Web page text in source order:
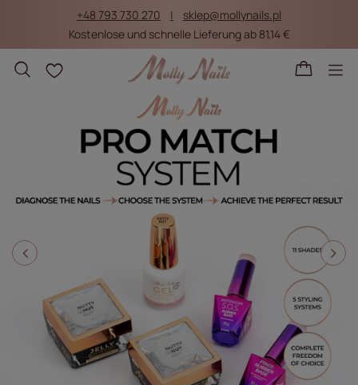
+48 793 730 270
sklep@mollynails.pl
Kostenlose und schnelle Lieferung ab 81,14 €
Einkaufslisten